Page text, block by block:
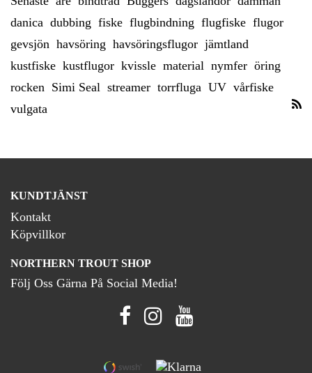
danica dubbing fiske flugbindning flugfiske flugor
gevsjön havsöring havsöringsflugor jämtland
kustfiske kustflugor kvissle material nymfer öring
rocken Simi Seal streamer torrfluga UV vårfiske
vulgata
KUNDTJÄNST
Kontakt
Köpvillkor
NORTHERN TROUT SHOP
Följ Oss Gärna På Social Media!